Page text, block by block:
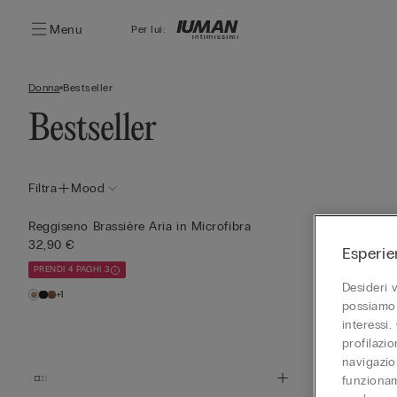
Menu Per lui:
Donna Bestseller
Bestseller
Filtra Mood
Reggiseno Brassière Aria in Microfibra
32,90 €
PRENDI 4 PAGHI 3
+1
32,90 €
+1
Desideri
interessi.